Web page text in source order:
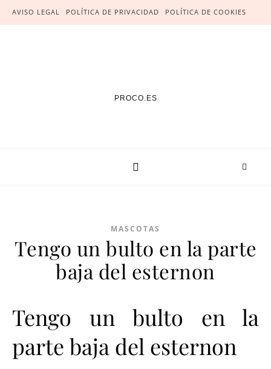
AVISO LEGAL POLÍTICA DE PRIVACIDAD POLÍTICA DE COOKIES
PROCO.ES
MASCOTAS
Tengo un bulto en la parte
baja del esternon
Tengo un bulto en la
parte baja del esternon